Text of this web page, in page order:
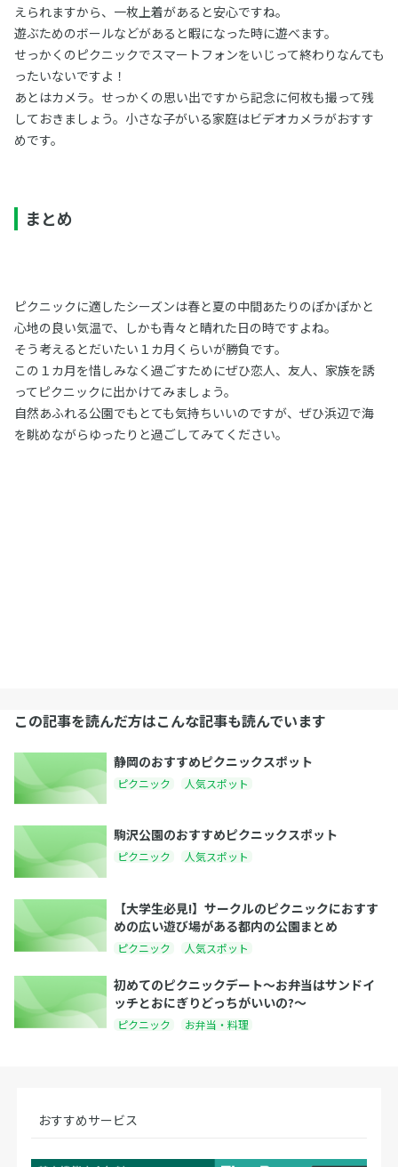
えられますから、一枚上着があると安心ですね。
遊ぶためのボールなどがあると暇になった時に遊べます。
せっかくのピクニックでスマートフォンをいじって終わりなんても
ったいないですよ！
あとはカメラ。せっかくの思い出ですから記念に何枚も撮って残
しておきましょう。小さな子がいる家庭はビデオカメラがおすす
めです。
まとめ
ピクニックに適したシーズンは春と夏の中間あたりのぽかぽかと
心地の良い気温で、しかも青々と晴れた日の時ですよね。
そう考えるとだいたい１カ月くらいが勝負です。
この１カ月を惜しみなく過ごすためにぜひ恋人、友人、家族を誘
ってピクニックに出かけてみましょう。
自然あふれる公園でもとても気持ちいいのですが、ぜひ浜辺で海
を眺めながらゆったりと過ごしてみてください。
この記事を読んだ方はこんな記事も読んでいます
静岡のおすすめピクニックスポット
ピクニック 人気スポット
駒沢公園のおすすめピクニックスポット
ピクニック 人気スポット
【大学生必見!】サークルのピクニックにおすす
めの広い遊び場がある都内の公園まとめ
ピクニック 人気スポット
初めてのピクニックデート～お弁当はサンドイ
ッチとおにぎりどっちがいいの?～
ピクニック お弁当・料理
おすすめサービス